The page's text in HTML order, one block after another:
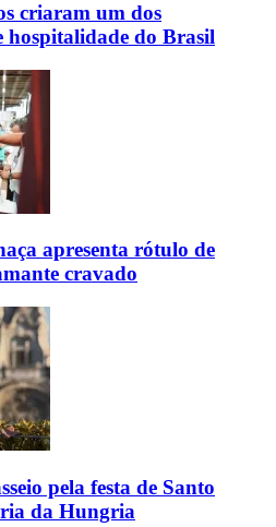
criaram um dos
hospitalidade do Brasil
apresenta rótulo de
cravado
pela festa de Santo
da Hungria